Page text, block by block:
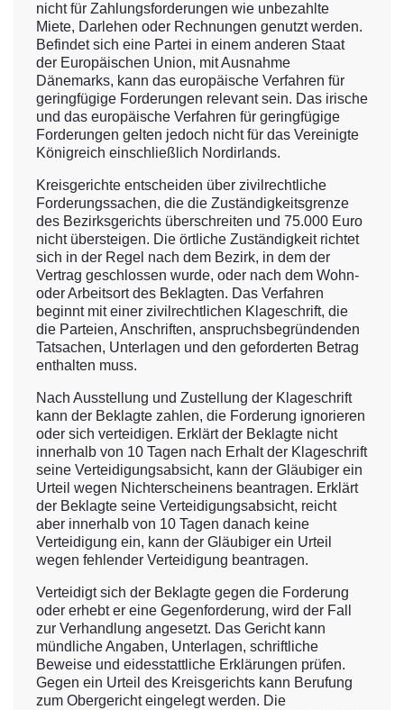
nicht für Zahlungsforderungen wie unbezahlte
Miete, Darlehen oder Rechnungen genutzt werden.
Befindet sich eine Partei in einem anderen Staat
der Europäischen Union, mit Ausnahme
Dänemarks, kann das europäische Verfahren für
geringfügige Forderungen relevant sein. Das irische
und das europäische Verfahren für geringfügige
Forderungen gelten jedoch nicht für das Vereinigte
Königreich einschließlich Nordirlands.
Kreisgerichte entscheiden über zivilrechtliche
Forderungssachen, die die Zuständigkeitsgrenze
des Bezirksgerichts überschreiten und 75.000 Euro
nicht übersteigen. Die örtliche Zuständigkeit richtet
sich in der Regel nach dem Bezirk, in dem der
Vertrag geschlossen wurde, oder nach dem Wohn-
oder Arbeitsort des Beklagten. Das Verfahren
beginnt mit einer zivilrechtlichen Klageschrift, die
die Parteien, Anschriften, anspruchsbegründenden
Tatsachen, Unterlagen und den geforderten Betrag
enthalten muss.
Nach Ausstellung und Zustellung der Klageschrift
kann der Beklagte zahlen, die Forderung ignorieren
oder sich verteidigen. Erklärt der Beklagte nicht
innerhalb von 10 Tagen nach Erhalt der Klageschrift
seine Verteidigungsabsicht, kann der Gläubiger ein
Urteil wegen Nichterscheinens beantragen. Erklärt
der Beklagte seine Verteidigungsabsicht, reicht
aber innerhalb von 10 Tagen danach keine
Verteidigung ein, kann der Gläubiger ein Urteil
wegen fehlender Verteidigung beantragen.
Verteidigt sich der Beklagte gegen die Forderung
oder erhebt er eine Gegenforderung, wird der Fall
zur Verhandlung angesetzt. Das Gericht kann
mündliche Angaben, Unterlagen, schriftliche
Beweise und eidesstattliche Erklärungen prüfen.
Gegen ein Urteil des Kreisgerichts kann Berufung
zum Obergericht eingelegt werden. Die